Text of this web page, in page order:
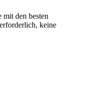
den besten
keine